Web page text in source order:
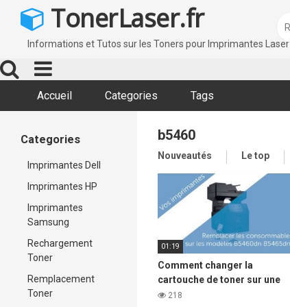
TonerLaser.fr
Informations et Tutos sur les Toners pour Imprimantes Laser
Accueil Categories Tags
Categories
Imprimantes Dell
Imprimantes HP
Imprimantes
Samsung
Rechargement
Toner
Remplacement
Toner
b5460
Nouveautés Le top
01:19
Comment changer la
cartouche de toner sur une
imprimante laser DELL b5460
218